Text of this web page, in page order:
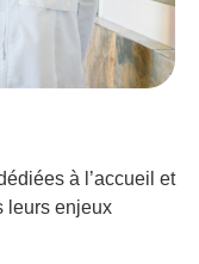
à l’accueil et
leurs enjeux